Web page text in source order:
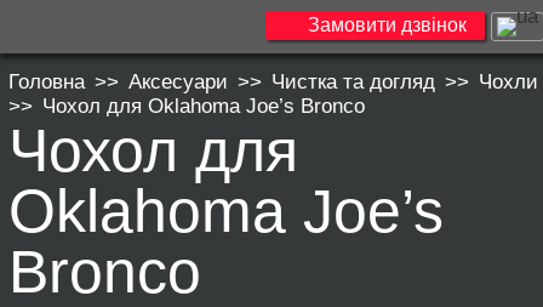
Замовити дзвінок
Головна >> Аксесуари >> Чистка та догляд >> Чохли
>> Чохол для Oklahoma Joe’s Bronco
Чохол для
Oklahoma Joe’s
Bronco